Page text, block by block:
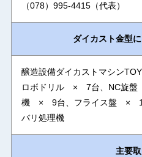
（078）995-4415（代表）
ダイカスト金型
醸造設備ダイカストマシン
ロボドリル × 7台、NC旋
機 × 9台、フライス盤 × 1
バリ処理機
主要